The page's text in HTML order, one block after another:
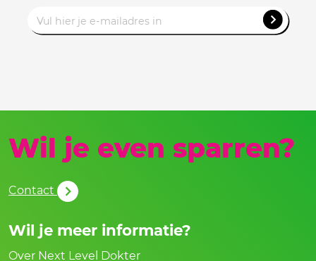
Wil je even sparren?
Contact
Wil je meer informatie?
Over Next Level Dokter